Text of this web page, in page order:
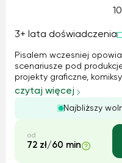
3+ lata doświadczenia
Pisalem wczesniej
scenariusze pod
projekty graficzne,
zaczac nauke z panstwa
trudach i nauce. Najwazniejsza jest odpowiednia
motywacja do nauki i
czytaj więcej
Najbliższy
od
72 zł/60 min